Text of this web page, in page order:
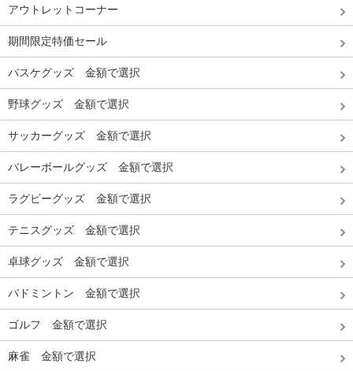
アウトレットコーナー
期間限定特価セール
バスケグッズ 金額で選択
野球グッズ 金額で選択
サッカーグッズ 金額で選択
バレーボールグッズ 金額で選択
ラグビーグッズ 金額で選択
テニスグッズ 金額で選択
卓球グッズ 金額で選択
バドミントン 金額で選択
ゴルフ 金額で選択
麻雀 金額で選択